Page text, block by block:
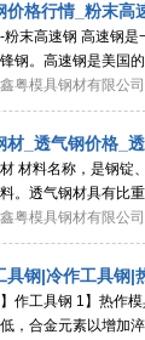
价格行情_粉末高
粉末高速钢 高速钢
钢。高速钢是美国
性配合好，因此主要
粤模具钢材有限公司
材_透气钢价格_
材料名称，是钢锭
。透气钢材具有比
35透气钢是一种能“
粤模具钢材有限公司
具钢|冷作工具钢|
作工具钢 1】热作
，合金元素以增加